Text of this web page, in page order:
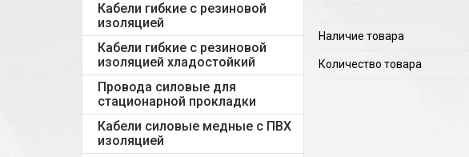
Кабели гибкие с резиновой
изоляцией
Кабели гибкие с резиновой
изоляцией хладостойкий
Провода силовые для
стационарной прокладки
Кабели силовые медные с ПВХ
изоляцией
Наличие товара
Количество товара